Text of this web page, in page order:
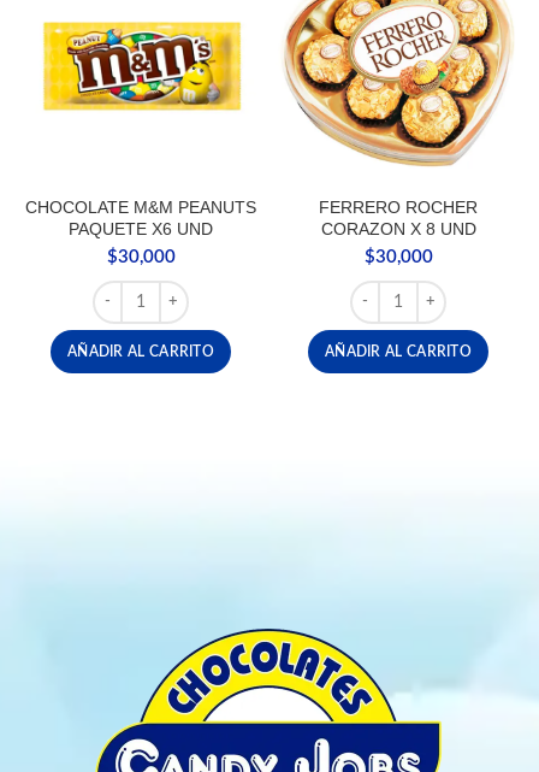
CHOCOLATE M&M PEANUTS
PAQUETE X6 UND
$30,000
CHOCOLATE M&M PEANUTS PAQUETE X6 UND cantidad
AÑADIR AL CARRITO
FERRERO ROCHER
CORAZON X 8 UND
$30,000
FERRERO ROCHER
AÑADIR AL CARRITO